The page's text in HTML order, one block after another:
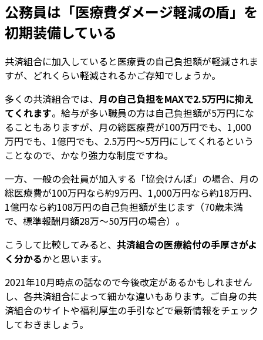
公務員は「医療費ダメージ軽減の盾」を
初期装備している
共済組合に加入していると医療費の自己負担額が軽減されま
すが、どれくらい軽減されるかご存知でしょうか。
多くの共済組合では、 月の自己負担をMAXで2.5万円に抑え
てくれます。給与が多い職員の方は自己負担額が5万円にな
ることもありますが、月の総医療費が100万円でも、1,000
万円でも、1億円でも、2.5万円～5万円にしてくれるという
ことなので、かなり強力な制度ですね。
一方、一般の会社員が加入する「協会けんぽ」の場合、月の
総医療費が100万円なら約9万円、1,000万円なら約18万円、
1億円なら約108万円の自己負担額が生じます（70歳未満
で、標準報酬月額28万～50万円の場合）。
こうして比較してみると、 共済組合の医療給付の手厚さがよ
く分かるかと思います。
2021年10月時点の話なので今後改定があるかもしれません
し、各共済組合によって細かな違いもあります。ご自身の共
済組合のサイトや福利厚生の手引などで最新情報をチェック
しておきましょう。